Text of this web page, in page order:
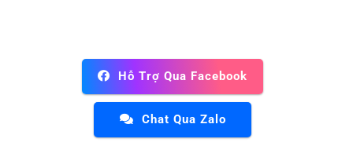
Hỗ Trợ Qua Facebook
Chat Qua Zalo